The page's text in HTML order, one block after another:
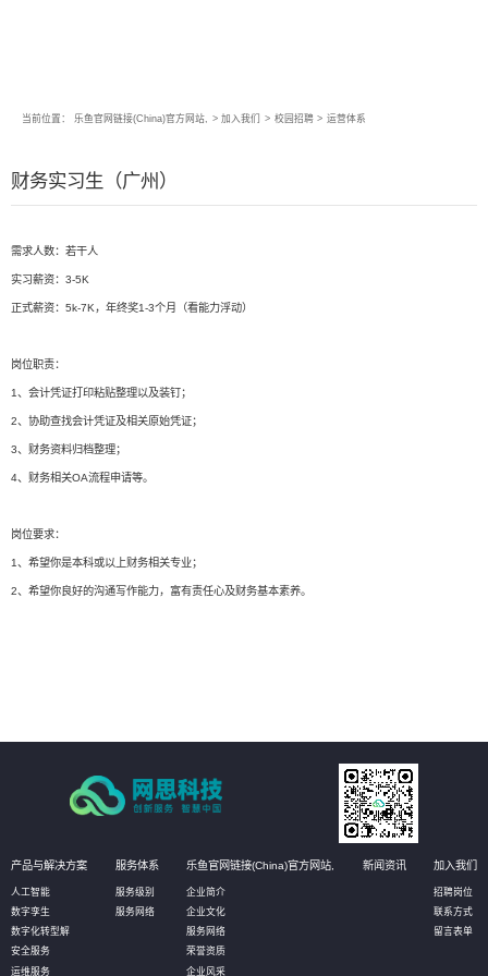
当前位置： 乐鱼官网链接(China)官方网站, > 加入我们 > 校园招聘 > 运营体系
财务实习生（广州）
需求人数：若干人
实习薪资：3-5K
正式薪资：5k-7K，年终奖1-3个月（看能力浮动）
岗位职责：
1、会计凭证打印粘贴整理以及装钉；
2、协助查找会计凭证及相关原始凭证；
3、财务资料归档整理；
4、财务相关OA流程申请等。
岗位要求：
1、希望你是本科或以上财务相关专业；
2、希望你良好的沟通写作能力，富有责任心及财务基本素养。
产品与解决方案
人工智能
数字孪生
数字化转型解
安全服务
运维服务
服务体系
服务级别
服务网络
乐鱼官网链接(China)官方网站,
企业简介
企业文化
服务网络
荣誉资质
企业风采
新闻资讯 加入我们
招聘岗位
联系方式
留言表单